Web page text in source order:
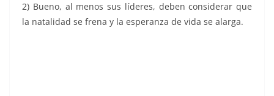
2) Bueno, al menos sus líderes, deben considerar que
la natalidad se frena y la esperanza de vida se alarga.